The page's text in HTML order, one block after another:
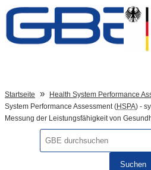
Zum Inhalt
Sprachumschaltung
Startseite Health System Performance
System Performance Assessment (HSPA) -
Messung der Leistungsfähigkeit von
Suchen